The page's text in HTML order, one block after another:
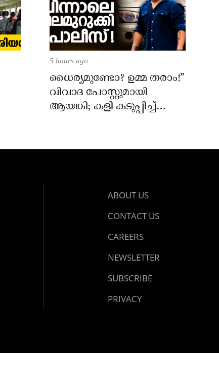
5 hours ago
ധൈര്യമുണ്ടോ? ഉമ്മ തരാം!”
വിവാദ പോസ്റ്റുമായി
ആയങ്കി; കളി കടുപ്പിച്ച്
ABOUT US
CONTACT US
CAREERS
NEWSLETTER
SUBSCRIBE
PRIVACY